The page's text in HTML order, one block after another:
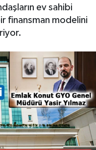
ev sahibi
finansman modelini